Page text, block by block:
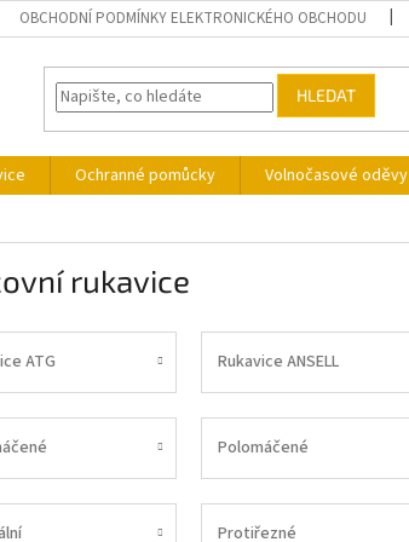
OBCHODNÍ PODMÍNKY ELEKTRONICKÉHO OBCHODU
HLEDAT
Ochranné pomůcky Volnočasové oděvy
rukavice
ATG Rukavice ANSELL
Polomáčené
Protiřezné